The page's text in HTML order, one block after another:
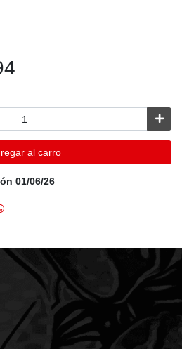
al carro
01/06/26